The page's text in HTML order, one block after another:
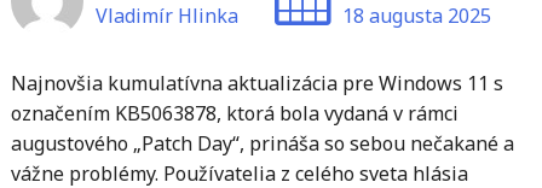
Vladimír Hlinka
18 augusta 2025
Najnovšia kumulatívna aktualizácia pre Windows 11 s
označením KB5063878, ktorá bola vydaná v rámci
augustového „Patch Day“, prináša so sebou nečakané a
vážne problémy. Používatelia z celého sveta hlásia